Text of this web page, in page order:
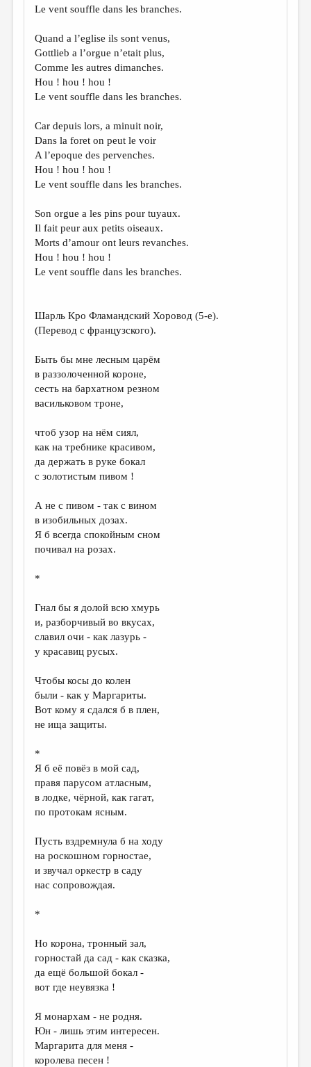
Le vent souffle dans les branches.
Quand a l’eglise ils sont venus,
Gottlieb a l’orgue n’etait plus,
Comme les autres dimanches.
Hou ! hou ! hou !
Le vent souffle dans les branches.
Car depuis lors, a minuit noir,
Dans la foret on peut le voir
A l’epoque des pervenches.
Hou ! hou ! hou !
Le vent souffle dans les branches.
Son orgue a les pins pour tuyaux.
Il fait peur aux petits oiseaux.
Morts d’amour ont leurs revanches.
Hou ! hou ! hou !
Le vent souffle dans les branches.
Шарль Кро Фламандский Хоровод (5-e).
(Перевод с французского).
Быть бы мне лесным царём
в раззолоченной короне,
сесть на бархатном резном
васильковом троне,
чтоб узор на нём сиял,
как на требнике красивом,
да держать в руке бокал
с золотистым пивом !
А не с пивом - так с вином
в изобильных дозах.
Я б всегда спокойным сном
почивал на розах.
*
Гнал бы я долой всю хмурь
и, разборчивый во вкусах,
славил очи - как лазурь -
у красавиц русых.
Чтобы косы до колен
были - как у Маргариты.
Вот кому я сдался б в плен,
не ища защиты.
*
Я б её повёз в мой сад,
правя парусом атласным,
в лодке, чёрной, как гагат,
по протокам ясным.
Пусть вздремнула б на ходу
на роскошном горностае,
и звучал оркестр в саду
нас сопровождая.
*
Но корона, тронный зал,
горностай да сад - как сказка,
да ещё большой бокал -
вот где неувязка !
Я монархам - не родня.
Юн - лишь этим интересен.
Маргарита для меня -
королева песен !